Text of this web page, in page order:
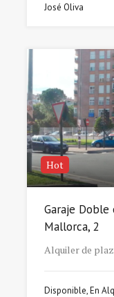
José Oliva
Hot
Garaje
Mallorca, 2
Alquiler de
Disponible, En